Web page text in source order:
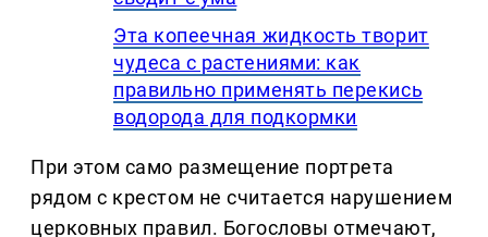
Эта копеечная жидкость творит
чудеса с растениями: как
правильно применять перекись
водорода для подкормки
При этом само размещение портрета
рядом с крестом не считается нарушением
церковных правил. Богословы отмечают,